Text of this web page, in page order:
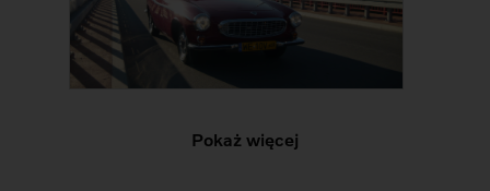
Pokaż więcej